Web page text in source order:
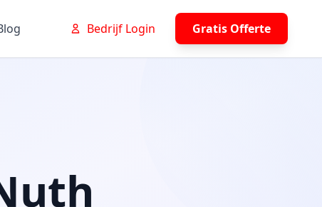
Bedrijf Login Gratis Offerte